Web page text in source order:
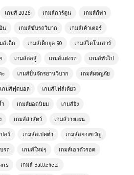
เกมส์ 2026 เกมส์การ์ตูน เกมส์กีฬา
น เกมส์ขับรถวิบาก เกมส์เค้าเตอร์
ส์เด็ก เกมส์เด็กยุค 90 เกมส์ไดโนเสาร์
เกมส์ต่อสู้ เกมส์แต่งรถ เกมส์ทั่วไป
ะ เกมส์ปั่นจักรยานวิบาก เกมส์ผจญภัย
เกมส์ฟุตบอล เกมส์ไฟล์เดียว
ำ เกมส์ยอดนิยม เกมส์ยิง
เกมส์ล่าสัตว์ เกมส์วางแผน
อร์ เกมส์สเปคต่ำ เกมส์สยองขวัญ
รถ เกมส์ใหม่ๆ เกมส์เอาตัวรอด
เกมส์ Battlefield